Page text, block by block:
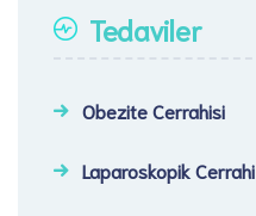
Tedaviler
Obezite Cerrahisi
Laparoskopik Cerrahi​